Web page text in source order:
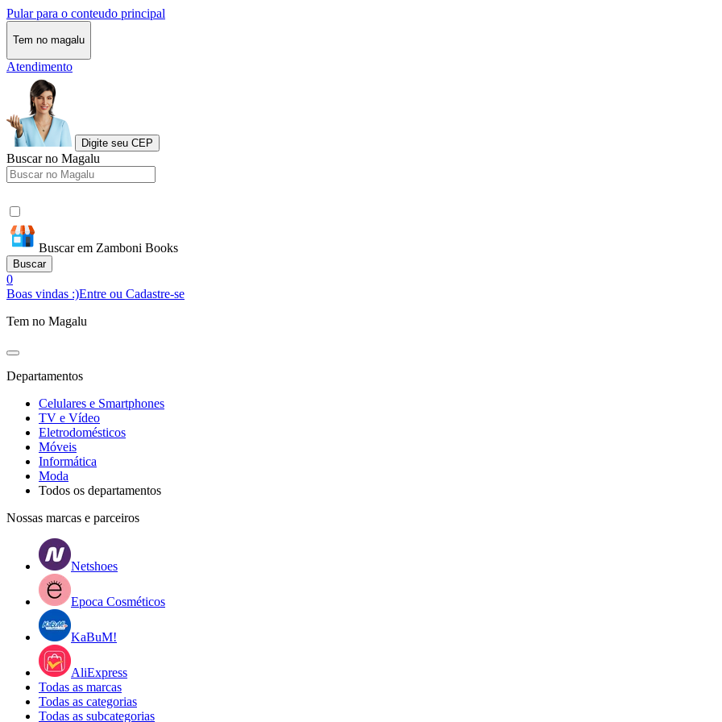
Pular para o conteudo principal
Tem no magalu
Atendimento
Digite seu CEP
Buscar no Magalu
Buscar em Zamboni Books
Buscar
0
Boas vindas :)Entre ou Cadastre-se
Tem no Magalu
Departamentos
Celulares e Smartphones
TV e Vídeo
Eletrodomésticos
Móveis
Informática
Moda
Todos os departamentos
Nossas marcas e parceiros
Netshoes
Epoca Cosméticos
KaBuM!
AliExpress
Todas as marcas
Todas as categorias
Todas as subcategorias